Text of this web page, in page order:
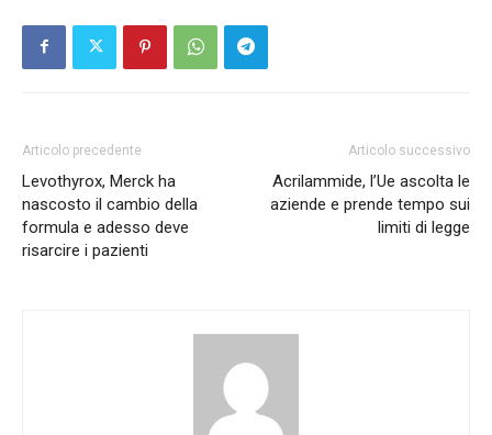
Articolo precedente
Levothyrox, Merck ha
nascosto il cambio della
formula e adesso deve
risarcire i pazienti
Articolo successivo
Acrilammide, l’Ue ascolta le
aziende e prende tempo sui
limiti di legge